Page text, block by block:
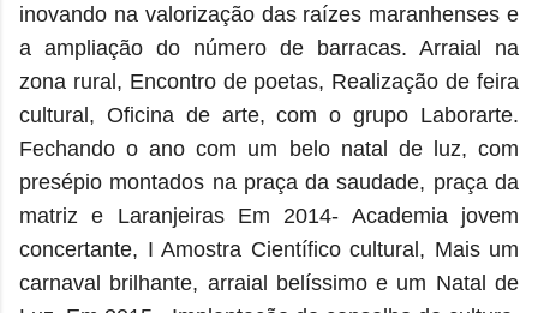
inovando na valorização das raízes maranhenses e
a ampliação do número de barracas. Arraial na
zona rural, Encontro de poetas, Realização de feira
cultural, Oficina de arte, com o grupo Laborarte.
Fechando o ano com um belo natal de luz, com
presépio montados na praça da saudade, praça da
matriz e Laranjeiras Em 2014- Academia jovem
concertante, I Amostra Científico cultural, Mais um
carnaval brilhante, arraial belíssimo e um Natal de